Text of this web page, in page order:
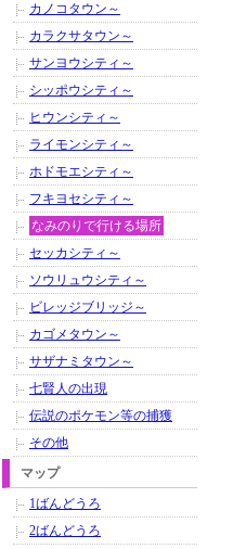
カノコタウン～
カラクサタウン～
サンヨウシティ～
シッポウシティ～
ヒウンシティ～
ライモンシティ～
ホドモエシティ～
フキヨセシティ～
なみのりで行ける場所
セッカシティ～
ソウリュウシティ～
ビレッジブリッジ～
カゴメタウン～
サザナミタウン～
七賢人の出現
伝説のポケモン等の捕獲
その他
マップ
1ばんどうろ
2ばんどうろ